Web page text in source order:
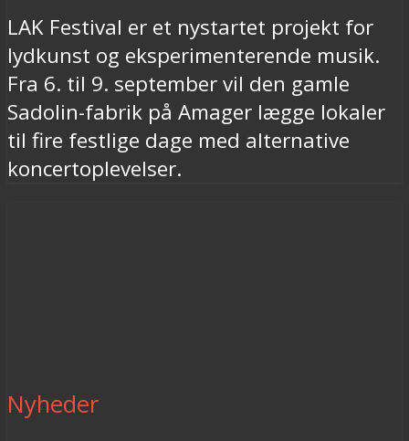
LAK Festival er et nystartet projekt for
lydkunst og eksperimenterende musik.
Fra 6. til 9. september vil den gamle
Sadolin-fabrik på Amager lægge lokaler
til fire festlige dage med alternative
koncertoplevelser.
Nyheder